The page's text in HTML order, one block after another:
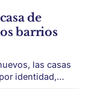
solo de
de
barrios
las casas
identidad,